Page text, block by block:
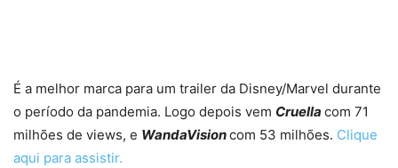
É a melhor marca para um trailer da Disney/Marvel durante
o período da pandemia. Logo depois vem Cruella com 71
milhões de views, e WandaVisioncom 53 milhões. Clique
aqui para assistir.